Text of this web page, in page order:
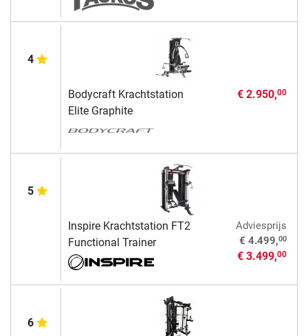
4
Bodycraft Krachtstation
Elite Graphite
€ 2.950,00
5
Inspire Krachtstation FT2
Functional Trainer
Adviesprijs
€ 4.499,00
€ 3.499,00
6